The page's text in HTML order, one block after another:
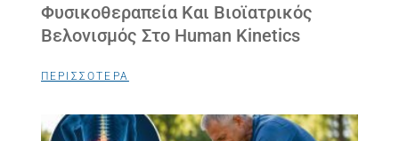
Φυσικοθεραπεία Και Βιοϊατρικός
Βελονισμός Στο Human Kinetics
ΠΕΡΙΣΣΟΤΕΡΑ